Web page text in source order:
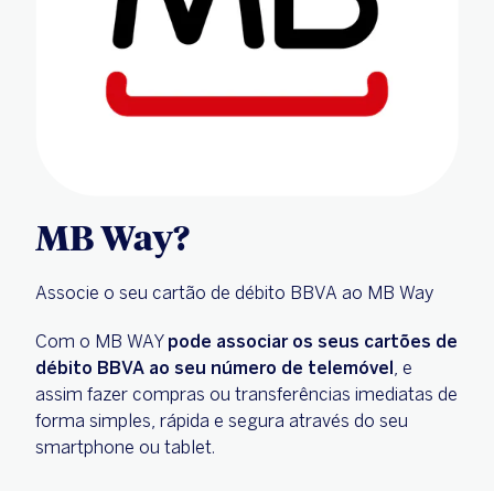
MB Way?
Associe o seu cartão de débito BBVA ao MB Way
Com o MB WAY pode associar os seus cartões de
débito BBVA ao seu número de telemóvel, e
assim fazer compras ou transferências imediatas de
forma simples, rápida e segura através do seu
smartphone ou tablet.